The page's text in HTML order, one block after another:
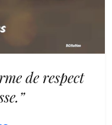
de respect